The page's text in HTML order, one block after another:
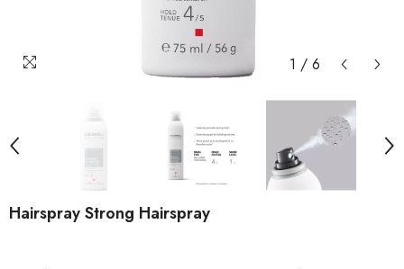
1 / 6
Hairspray Strong Hairspray